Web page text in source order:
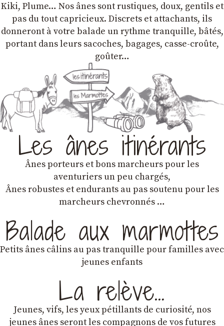
Kiki, Plume… Nos ânes sont rustiques, doux, gentils et
pas du tout capricieux. Discrets et attachants, ils
donneront à votre balade un rythme tranquille, bâtés,
portant dans leurs sacoches, bagages, casse-croûte,
goûter…
Les ânes itinérants
Ânes porteurs et bons marcheurs pour les
aventuriers un peu chargés,
Ânes robustes et endurants au pas soutenu pour les
marcheurs chevronnés …
Balade aux marmottes
Petits ânes câlins au pas tranquille pour familles avec
jeunes enfants
La relève…
Jeunes, vifs, les yeux pétillants de curiosité, nos
jeunes ânes seront les compagnons de vos futures